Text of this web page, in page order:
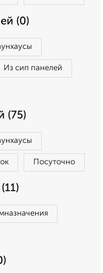
(0)
Из сип панелей
(75)
Посуточно